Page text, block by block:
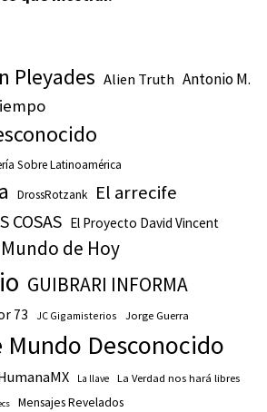
Pleyades Alien Truth Antonio M.
Sobre Latinoamérica
DrossRotzank El arrecife
COSAS El Proyecto David Vincent
de Hoy
GUIBRARI INFORMA
73 JC Gigamisterios Jorge Guerra
Mundo Desconocido
La llave La Verdad nos hará libres
Mensajes Revelados